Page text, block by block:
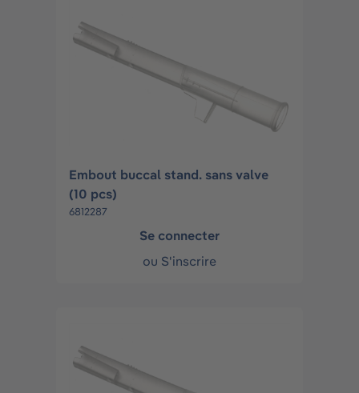
Embout buccal stand. sans valve
(10 pcs)
6812287
Se connecter
ou S'inscrire